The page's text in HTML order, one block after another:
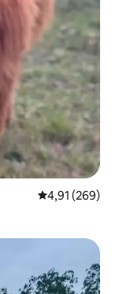
Gemiddelde
4,91 (269)